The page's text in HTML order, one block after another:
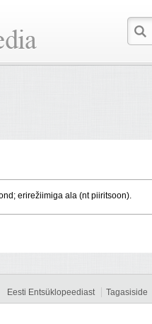
erirežiimiga ala (nt piiritsoon).
Eesti Entsüklopeediast Tagasiside